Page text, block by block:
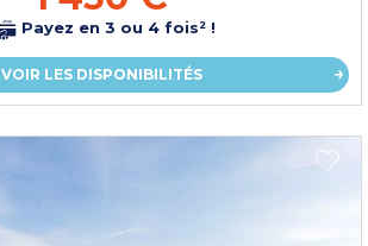
Payez en 3 ou 4 fois² !
VOIR LES DISPONIBILITÉS